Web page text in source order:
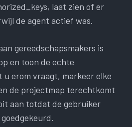
laat zien of er
de agent actief was.
gereedschapsmakers is
en toon de echte
u erom vraagt, markeer elke
de projectmap terechtkomt
aan totdat de gebruiker